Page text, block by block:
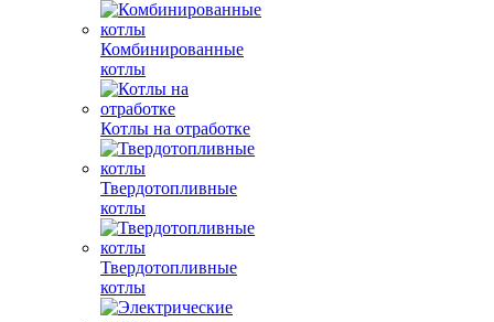
Комбинированные
котлы
Котлы на отработке
Твердотопливные
котлы
Твердотопливные
котлы